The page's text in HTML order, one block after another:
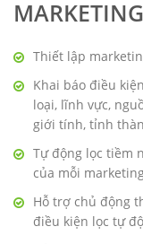
Thiết lập
Khai báo điều
loại, lĩnh vực,
giới tính, tỉnh
Tự động lọc tiềm
của mỗi
Hỗ trợ chủ động
điều kiện lọc tự